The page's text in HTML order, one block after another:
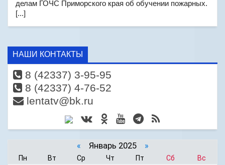
делам ГОЧС Приморского края об обучении пожарных.
[...]
НАШИ КОНТАКТЫ
8 (42337) 3-95-95
8 (42337) 4-76-52
lentatv@bk.ru
« Январь 2025 »
Пн Вт Ср Чт Пт Сб
Вс